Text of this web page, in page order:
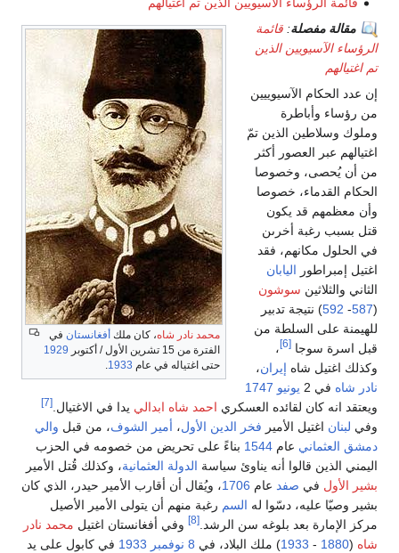
محمد نادر شاه، كان ملك أفغانستان في
الفترة من 15 تشرين الأول / أكتوبر
1929
حتى اغتياله في عام 1933
.
مقالة مفصلة: قائمة
الرؤساء الآسيويين الذين
تم اغتيالهم
إن عدد الحكام الآسيوييين
من رؤساء وأباطرة
وملوك وسلاطين الذين تمّ
اغتيالهم عبر العصور أكثر
من أن يُحصى، وخصوصا
الحكام القدماء، خصوصا
وأن معظمهم قد يكون
قتل بسبب رغبة أخرىن
في الحلول مكانهم، فقد
اغتيل إمبراطور اليابان
الثاني والثلاثين سوشون
(
587
-
592) نتيجة تدبير
للهيمنة على السلطة من
قبل اسرة سوجا [6]
،
وكذلك اغتيل شاه إيران،
نادر شاه في 2 يونيو 1747
ويعتقد انه كان لقائده العسكري احمد شاه ابدالي يدا في الاغتيال. [7]
وفي لبنان اغتيل الأمير فخر الدين الأول، أمير الشوف، من قبل والي
دمشق العثماني عام 1544 بناءً على تحريض من خصومه في الحزب
اليمني الذين قالوا أنه يناوئ سياسة الدولة العثمانية، وكذلك قُتل الأمير
بشير الأول في صفد عام 1706، ويُقال أن أقارب الأمير حيدر، الذي كان
بشير وصيّا عليه، دسّوا له السم رغبة منهم أن يتولى الأمير الأصيل
مركز الإمارة بعد بلوغه سن الرشد. [8] وفي أفغانستان اغتيل محمد نادر
شاه (
1880
-
1933) ملك البلاد، في 8 نوفمبر 1933 في كابول على يد